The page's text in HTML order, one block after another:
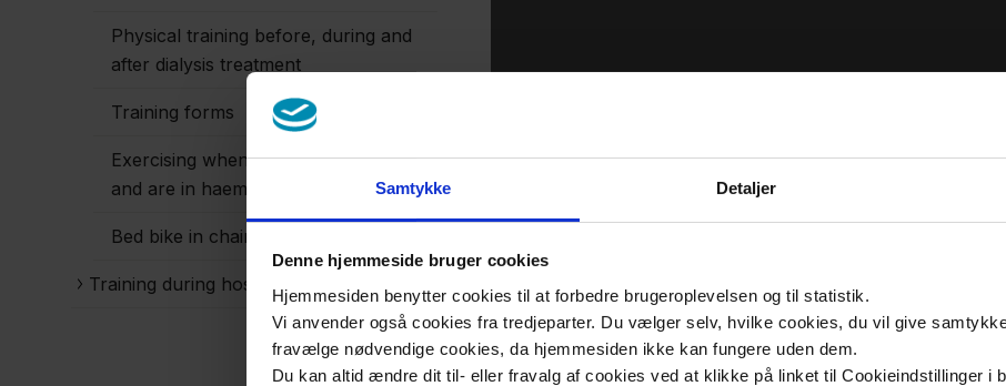
Samtykke Detaljer
Denne hjemmeside bruger cookies
Hjemmesiden benytter cookies til at forbedre brugeroplevelsen og til statistik.
Vi anvender også cookies fra tredjeparter. Du vælger selv, hvilke cookies, du vil give
fravælge nødvendige cookies, da hjemmesiden ikke kan fungere uden dem.
Du kan altid ændre dit til- eller fravalg af cookies ved at klikke på linket til Cookieindstillinger i
Physical training before, during and
after dialysis treatment
Training forms
Exercising when you have diabetes
and are in haemodialysis
Bed bike in chair
Training during hospitalization